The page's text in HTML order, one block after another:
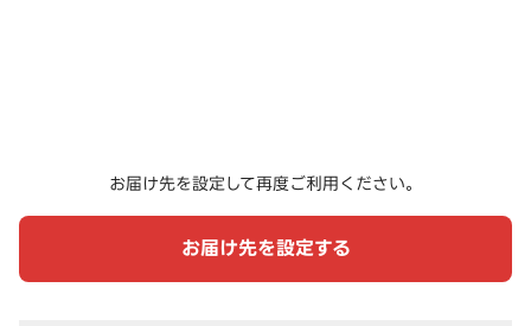
お届け先を設定して再度ご利用ください。
お届け先を設定する